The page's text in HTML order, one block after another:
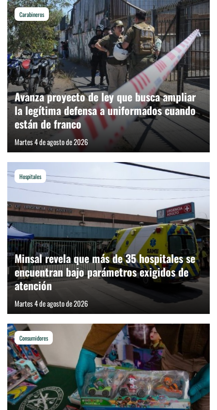
Carabineros
Avanza proyecto de ley que busca ampliar
la legítima defensa a uniformados cuando
están de franco
Martes 4 de agosto de 2026
Hospitales
Minsal revela que más de 35 hospitales se
encuentran bajo parámetros exigidos de
atención
Martes 4 de agosto de 2026
Consumidores